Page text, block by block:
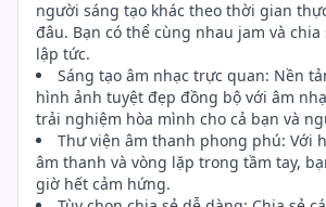
người sáng tạo khác theo thời gian
đâu. Bạn có thể cùng nhau jam và
lập tức.
Sáng tạo âm nhạc trực quan: Nền
hình ảnh tuyệt đẹp đồng bộ với âm
trải nghiệm hòa mình cho cả bạn và
Thư viện âm thanh phong phú: Với
âm thanh và vòng lặp trong tầm tay,
giờ hết cảm hứng.